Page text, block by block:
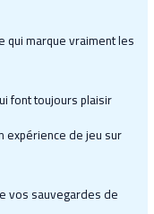
qui marque vraiment les
font toujours plaisir
expérience de jeu sur
vos sauvegardes de